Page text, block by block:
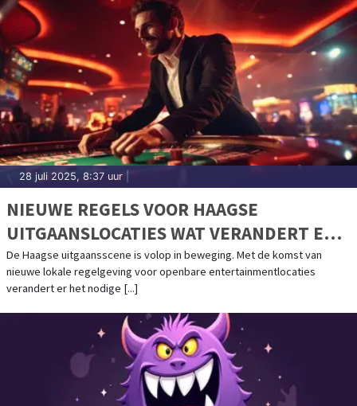
28 juli 2025, 8:37 uur
NIEUWE REGELS VOOR HAAGSE
UITGAANSLOCATIES WAT VERANDERT ER
VOOR BEZOEKERS
De Haagse uitgaansscene is volop in beweging. Met de komst van
nieuwe lokale regelgeving voor openbare entertainmentlocaties
verandert er het nodige [...]